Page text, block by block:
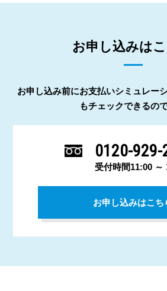
お申し込みは
お申し込み前にお支払いシミュレー
もチェックできるの
0120-929-
受付時間11:00 ～
お申し込みはこち